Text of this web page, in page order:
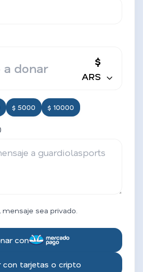
$
ARS
$ 5000 $ 10000
sea privado.
con
con tarjetas o cripto